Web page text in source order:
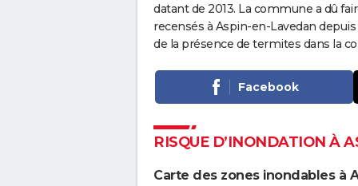
datant de 2013. La commune a dû
recensés à Aspin-en-Lavedan
de la présence de termites dans la
Facebook
RISQUE D’INONDATION À
Carte des zones inondables à